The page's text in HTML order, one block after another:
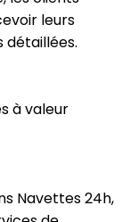
leurs
détaillées.
à valeur
Navettes 24h,